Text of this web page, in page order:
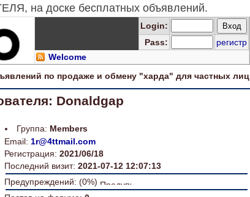
на доске бесплатных объявлений.
Login:
Pass:
регистр
Welcome
по продаже и обмену "харда" для частных лиц
Donaldgap
Группа: Members
Email: 1r@4ttmail.com
Регистрация: 2021/06/18
Последний визит: 2021-07-12 12:07:13
Предупреждений: (0%)